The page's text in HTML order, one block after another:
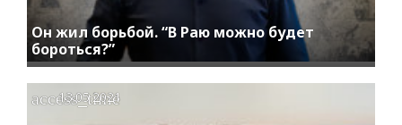
Он жил борьбой. “В Раю можно будет
бороться?”
access_time
13.05.2021